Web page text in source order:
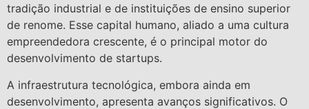
tradição industrial e de instituições de ensino superior
de renome. Esse capital humano, aliado a uma cultura
empreendedora crescente, é o principal motor do
desenvolvimento de startups.
A infraestrutura tecnológica, embora ainda em
desenvolvimento, apresenta avanços significativos. O